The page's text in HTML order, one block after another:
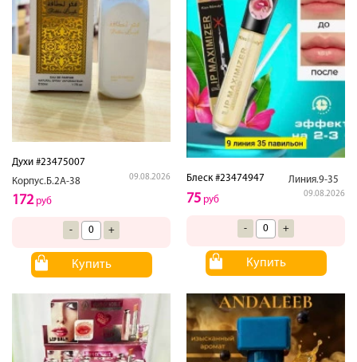
Духи #23475007
Корпус.Б.2А-38
09.08.2026
172руб
- +
Купить
Блеск #23474947 Линия.9-35
09.08.2026
75 руб
- +
Купить